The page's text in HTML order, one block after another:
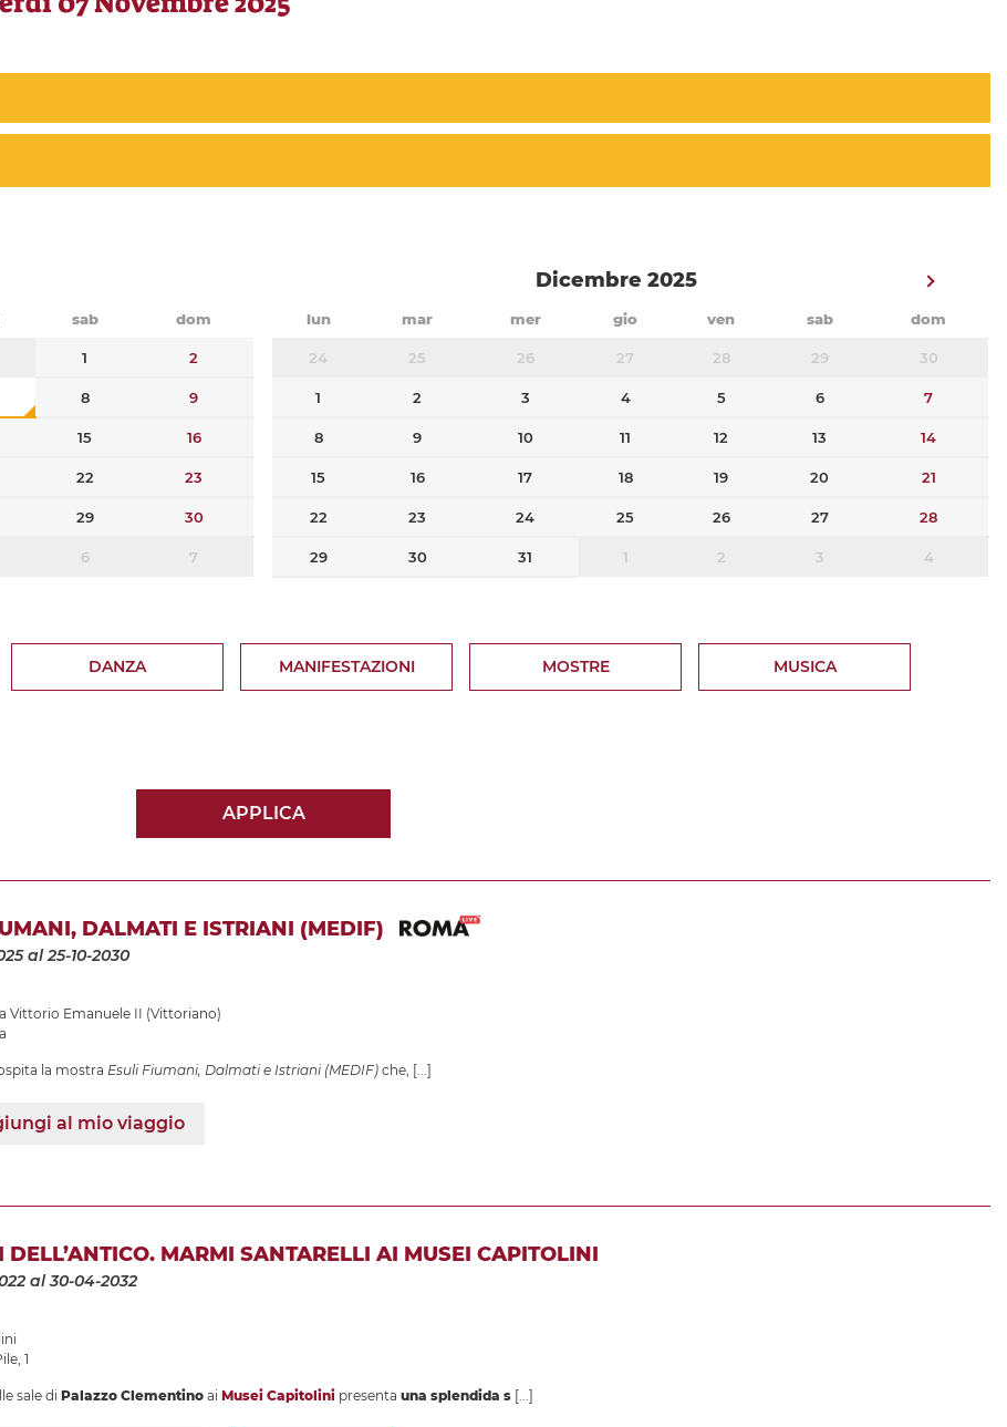
sab dom
1 2
8 9
15 16
22 23
29 30
6 7
Dicembre 2025
lun mar mer gio ven sab dom
24 25 26 27 28 29 30
1 2 3 4 5 6 7
8 9 10 11 12 13 14
15 16 17 18 19 20 21
22 23 24 25 26 27 28
29 30 31 1 2 3 4
DANZA MANIFESTAZIONI MOSTRE MUSICA
APPLICA
DALMATI E ISTRIANI (MEDIF)
al 25-10-2030
Vittorio Emanuele II (Vittoriano)
la mostra Esuli Fiumani, Dalmati e Istriani (MEDIF) che, [...]
al mio viaggio
DELL’ANTICO. MARMI SANTARELLI AI MUSEI CAPITOLINI
al 30-04-2032
1
sale di Palazzo Clementino ai Musei Capitolini presenta una splendida s [...]